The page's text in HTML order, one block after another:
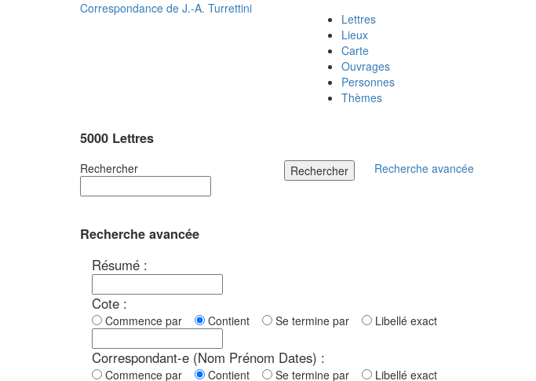
Correspondance de J.-A. Turrettini
Lettres
Lieux
Carte
Ouvrages
Personnes
Thèmes
5000 Lettres
Rechercher Rechercher Recherche avancée
Recherche avancée
Résumé :
Cote :
Commence par Contient Se termine par Libellé exact
Correspondant-e (Nom Prénom Dates) :
Commence par Contient Se termine par Libellé exact